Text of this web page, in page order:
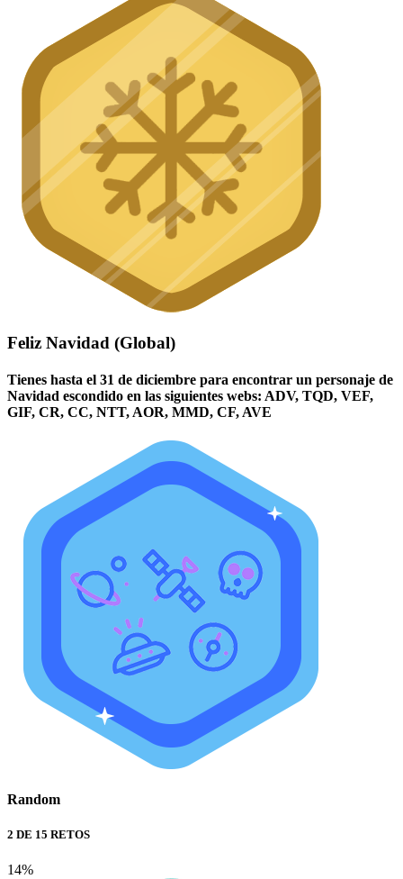
Feliz Navidad (Global)
Tienes hasta el 31 de diciembre para encontrar un personaje de
Navidad escondido en las siguientes webs: ADV, TQD, VEF,
GIF, CR, CC, NTT, AOR, MMD, CF, AVE
Random
2 DE 15 RETOS
14%